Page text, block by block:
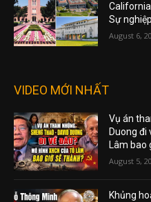
Sự
August 6,
VIDEO MỚI NHẤT
Vụ án
Duong đi
Lâm bao
August 5,
Khủng